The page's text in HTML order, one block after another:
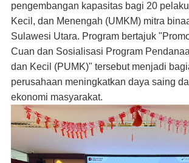
pengembangan kapasitas bagi 20
Kecil, dan Menengah (UMKM) mitra
Sulawesi Utara. Program bertajuk
Cuan dan Sosialisasi Program
dan Kecil (PUMK)" tersebut menjadi
perusahaan meningkatkan daya saing
ekonomi masyarakat.